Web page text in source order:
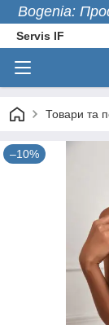
Bogenia:
Servis IF
Товари та
–10%